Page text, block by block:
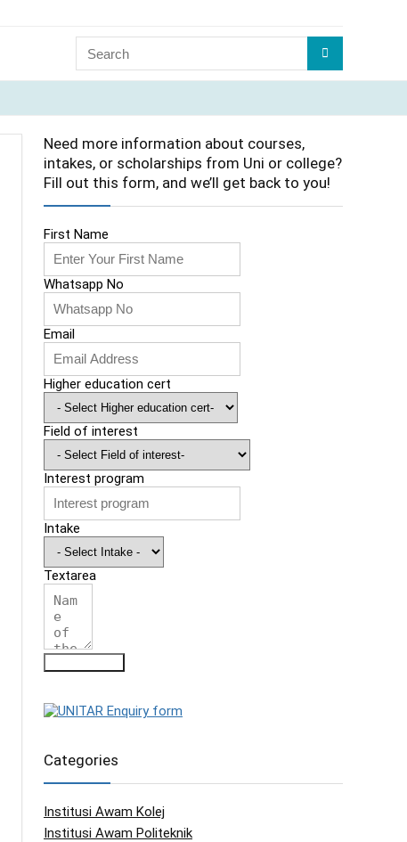
Need more information about courses,
intakes, or scholarships from Uni or college?
Fill out this form, and we’ll get back to you!
First Name
Whatsapp No
Email
Higher education cert
Field of interest
Interest program
Intake
Textarea
Categories
Institusi Awam Kolej
Institusi Awam Politeknik